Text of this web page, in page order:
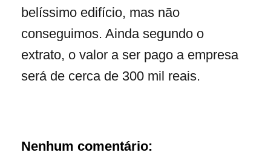
belíssimo edifício, mas não
conseguimos. Ainda segundo o
extrato, o valor a ser pago a empresa
será de cerca de 300 mil reais.
Nenhum comentário: